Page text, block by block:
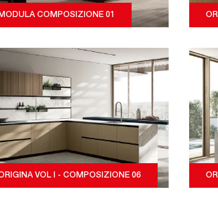
MODULA COMPOSIZIONE 01
VOL I - COMPOSIZIONE 06